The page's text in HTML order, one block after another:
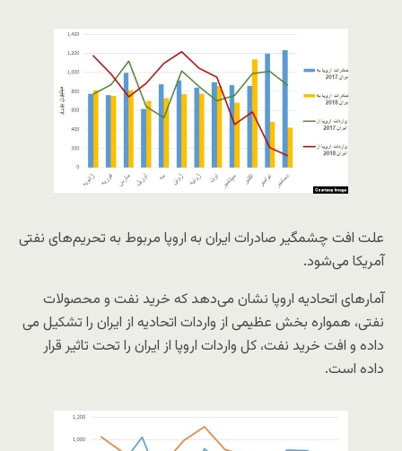
علت افت چشمگیر صادرات ایران به اروپا مربوط به تحریم‌های نفتی
آمریکا می‌شود.
آمارهای اتحادیه اروپا نشان می‌دهد که خرید نفت و محصولات
نفتی، همواره بخش عظیمی از واردات اتحادیه از ایران را تشکیل می
داده و افت خرید نفت، کل واردات اروپا از ایران را تحت تاثیر قرار
داده است.